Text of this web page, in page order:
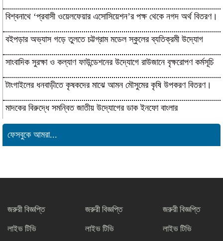
বিশ্বনাথে ‘প্রবাসী ওয়েলফেয়ার এসোসিয়েশন’র পক্ষ থেকে নগদ অর্থ বিতরণ।
বইপড়ার অভ্যাস গড়ে তুলতে চট্টগ্রাম মডেল স্কুলের ব্যতিক্রমী উদ্যোগ
সাংবাদিক সুরক্ষা ও কল্যাণ ফাউন্ডেশনের উদ্যোগে রাউজানে বৃক্ষরোপণ কর্মসূচি
টাংগাইলের ধনবাড়ীতে কৃষকদের মাঝে আমন মৌসুমের কৃষি উপকরণ বিতরণ।
মাদকের বিরুদ্ধে সমন্বিত জাতীয় উদ্যোগের ডাক ইনফো বাংলার
সাংবাদিকতার মর্যাদা রক্ষায় ঐক্যের প্রত্যয়,
শফিকের মুক্তি ও মামলা প্রত্যাহারের দাবিতে
চট্টগ্রামে সাংবাদিকদের প্রতিবাদ গণমাধ্যমের
ফেসবুকে আমরা...
জরুরী বিজ্ঞপ্তি
লাইভ টিভি
জরুরী বিজ্ঞপ্তি
লাইভ টিভি
জরুরী বিজ্ঞপ্তি
লাইভ টিভি